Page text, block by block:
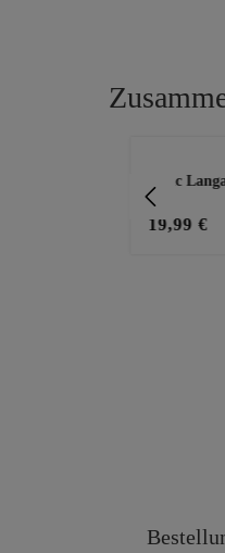
Basic
19,99 €